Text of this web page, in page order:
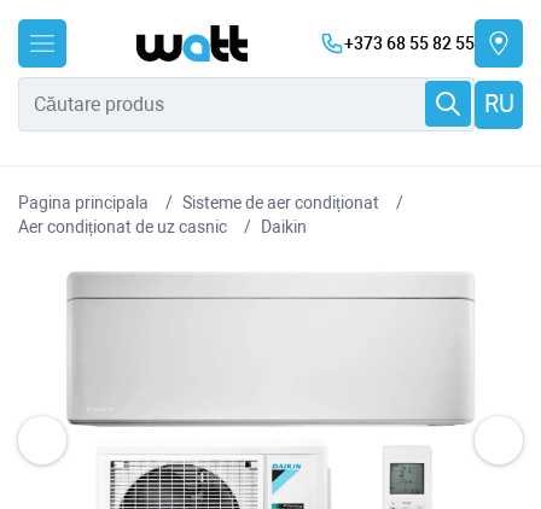
+373 68 55 82 55
RU
Pagina principala
Sisteme de aer condiționat
Aer condiționat de uz casnic
Daikin